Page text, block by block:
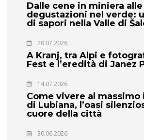
Dalle cene in miniera alle
degustazioni nel verde:
di sapori nella Valle di
28.07.2026
A Kranj, tra Alpi e
Fest e l’eredità di Janez
14.07.2026
Come vivere al massimo
di Lubiana, l’oasi
cuore della città
30.06.2026